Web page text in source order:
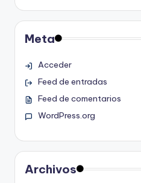
Meta
Acceder
Feed de entradas
Feed de comentarios
WordPress.org
Archivos